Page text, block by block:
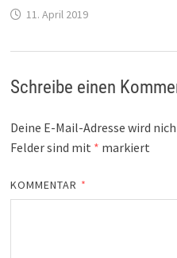
11. April 2019
Schreibe einen
Deine E-Mail-Adresse wird
Felder sind mit * markiert
KOMMENTAR *